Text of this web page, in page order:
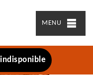
MENU
indisponible